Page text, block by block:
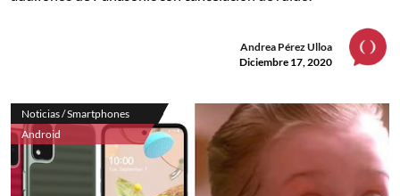
Andrea Pérez Ulloa
Diciembre 17, 2020
Noticias / Smartphones
Android